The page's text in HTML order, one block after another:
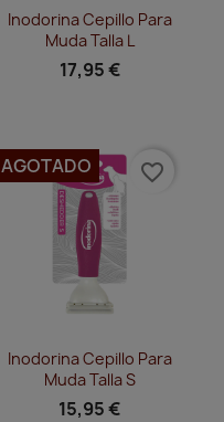
Vista rápida
Inodorina Cepillo Para
Muda Talla L
17,95 €
Vista rápida
Inodorina Cepillo Para
Muda Talla S
15,95 €
AGOTADO favorite_border